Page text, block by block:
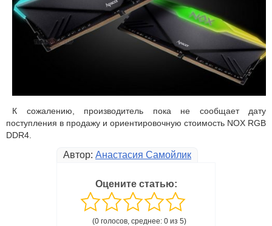
К сожалению, производитель пока не сообщает дату
поступления в продажу и ориентировочную стоимость NOX RGB
DDR4.
Автор: Анастасия Самойлик
Оцените статью:
(0 голосов, среднее: 0 из 5)